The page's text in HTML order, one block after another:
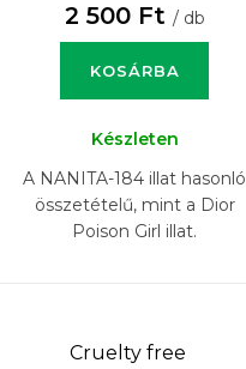
2 500 Ft / db
KOSÁRBA
Készleten
A NANITA-184 illat hasonló
összetételű, mint a Dior
Poison Girl illat.
Cruelty free